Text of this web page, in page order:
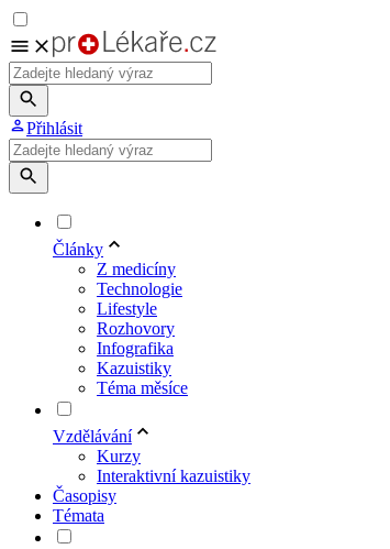
Přihlásit
Články
Z medicíny
Technologie
Lifestyle
Rozhovory
Infografika
Kazuistiky
Téma měsíce
Vzdělávání
Kurzy
Interaktivní kazuistiky
Časopisy
Témata